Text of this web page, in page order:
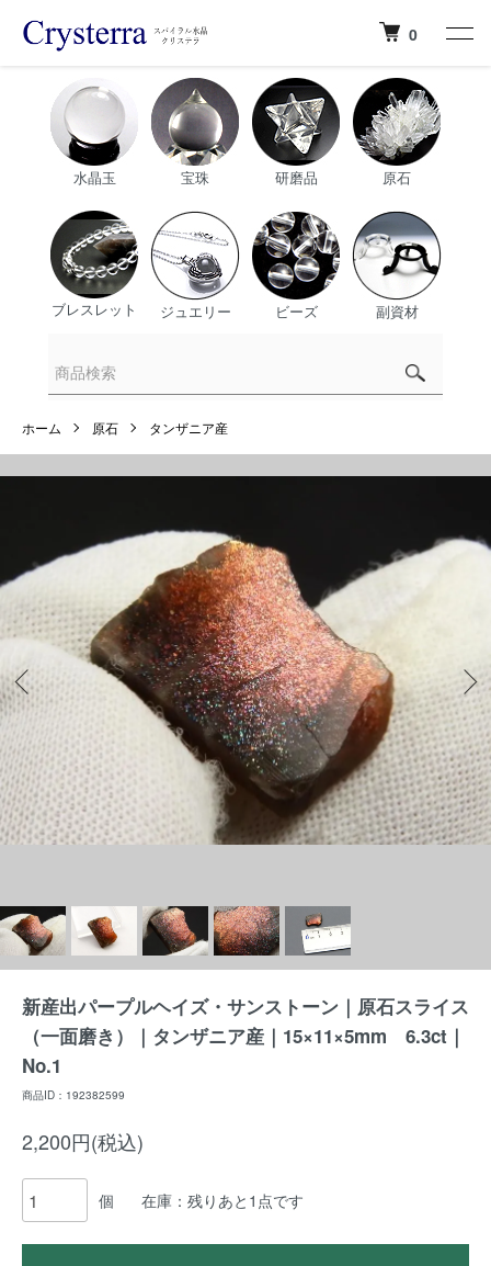
0
水晶玉 宝珠 研磨品 原石
ブレスレット ジュエリー ビーズ 副資材
ホーム 原石 タンザニア産
新産出パープルヘイズ・サンストーン｜原石スライス
（一面磨き）｜タンザニア産｜15×11×5mm 6.3ct｜
No.1
商品ID：192382599
2,200円(税込)
個 在庫：残りあと1点です